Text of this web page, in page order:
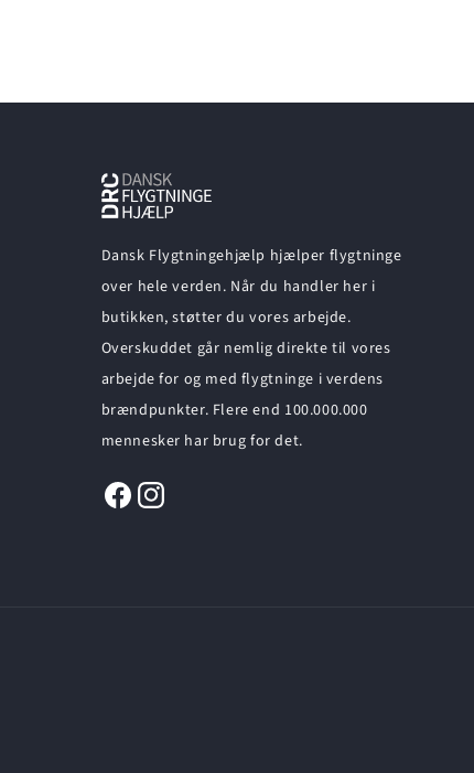
Dansk Flygtningehjælp hjælper flygtninge
over hele verden. Når du handler her i
butikken, støtter du vores arbejde.
Overskuddet går nemlig direkte til vores
arbejde for og med flygtninge i verdens
brændpunkter. Flere end 100.000.000
mennesker har brug for det.
FacebookInstagram